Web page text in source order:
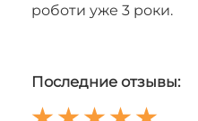
роботи уже 3 роки.
Последние отзывы: